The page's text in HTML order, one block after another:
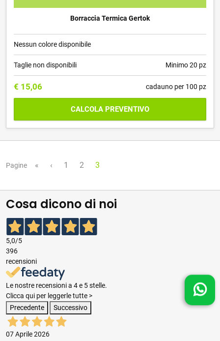
Borraccia Termica Gertok
Nessun colore disponibile
Taglie non disponibili Minimo 20 pz
€ 15,06 cadauno per 100 pz
CALCOLA PREVENTIVO
Pagine « ‹ 1 2 3
Cosa dicono di noi
5,0/5
396
recensioni
Le nostre recensioni a 4 e 5 stelle.
Clicca qui per leggerle tutte >
Precedente
Successivo
07 Aprile 2026